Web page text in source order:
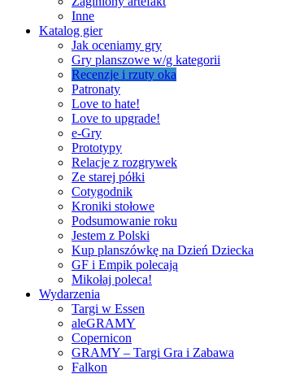
Inne
Katalog gier
Jak oceniamy gry
Gry planszowe w/g kategorii
Recenzje i rzuty oka
Patronaty
Love to hate!
Love to upgrade!
e-Gry
Prototypy
Relacje z rozgrywek
Ze starej półki
Cotygodnik
Kroniki stołowe
Podsumowanie roku
Jestem z Polski
Kup planszówkę na Dzień Dziecka
GF i Empik polecają
Mikołaj poleca!
Wydarzenia
Targi w Essen
aleGRAMY
Copernicon
GRAMY – Targi Gra i Zabawa
Falkon